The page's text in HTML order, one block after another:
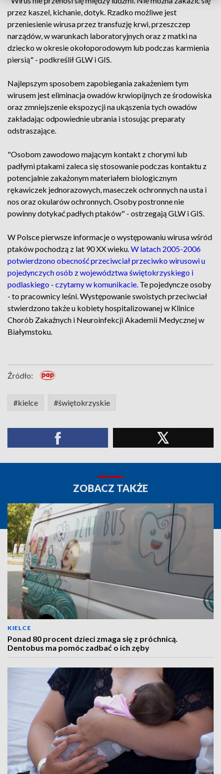
przez kaszel, kichanie, dotyk. Rzadko możliwe jest
przeniesienie wirusa przez transfuzję krwi, przeszczep
narządów, w warunkach laboratoryjnych oraz z matki na
dziecko w okresie okołoporodowym lub podczas karmienia
piersią" - podkreślił GLW i GIS.
Najlepszym sposobem zapobiegania zakażeniem tym
wirusem jest eliminacja owadów krwiopijnych ze środowiska
oraz zmniejszenie ekspozycji na ukąszenia tych owadów
zakładając odpowiednie ubrania i stosując preparaty
odstraszające.
"Osobom zawodowo mającym kontakt z chorymi lub
padłymi ptakami zaleca się stosowanie podczas kontaktu z
potencjalnie zakażonym materiałem biologicznym
rękawiczek jednorazowych, maseczek ochronnych na usta i
nos oraz okularów ochronnych. Osoby postronne nie
powinny dotykać padłych ptaków" - ostrzegają GLW i GIS.
W Polsce pierwsze informacje o występowaniu wirusa wśród
ptaków pochodzą z lat 90 XX wieku.W latach 2005-2006
potwierdzono obecność przeciwciał przeciwko wirusowi u
pojedynczych osób z województwa świętokrzyskiego i
podlaskiego - czytamy w komunikacie. Te pojedyncze osoby
- to pracownicy leśni. Występowanie swoistych przeciwciał
stwierdzono także u kobiety hospitalizowanej w Klinice
Chorób Zakaźnych i Neuroinfekcji Akademii Medycznej w
Białymstoku.
Źródło:
#kielce #świętokrzyskie
ZOBACZ TAKŻE
KIELCE
Ponad 80 procent dzieci zmaga się z próchnicą.
Dentobus ma pomóc zadbać o ich zęby